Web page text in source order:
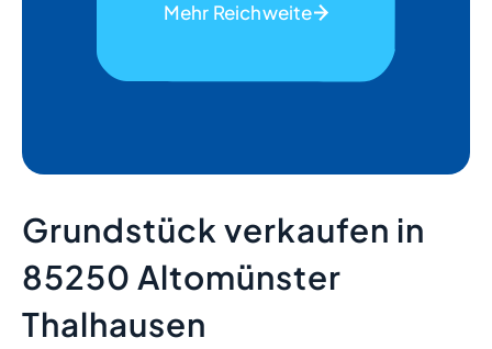
Mehr Reichweite
Grundstück verkaufen in
85250 Altomünster
Thalhausen